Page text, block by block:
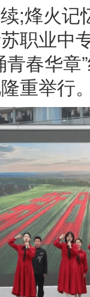
;烽火
职业中
春华章
重举行